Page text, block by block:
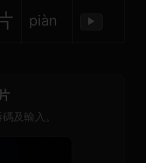
piàn ▶
及輸入。